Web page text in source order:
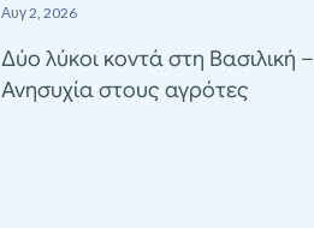
Αυγ 2, 2026
Δύο λύκοι κοντά στη Βασιλική –
Ανησυχία στους αγρότες